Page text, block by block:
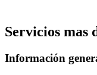
Servicios mas
Información